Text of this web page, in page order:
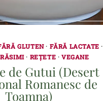
GLUTEN· FĂRĂ LACTATE ·
· REȚETE · VEGANE
de Gutui (Desert
Romanesc de
Toamna)